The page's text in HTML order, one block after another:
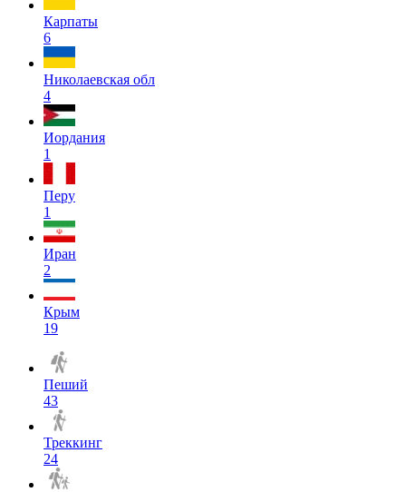
Карпаты
6
Николаевская обл
4
Иордания
1
Перу
1
Иран
2
Крым
19
Пеший
43
Треккинг
24